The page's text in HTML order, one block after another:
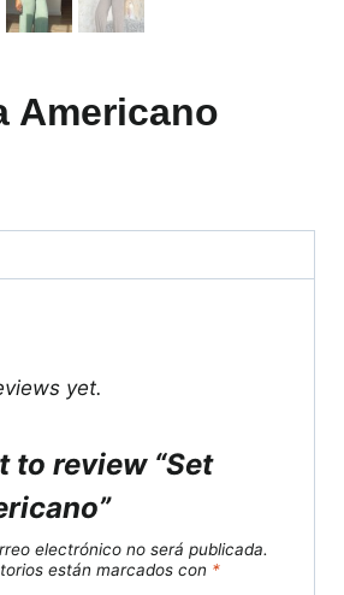
Americano
yet.
to review “Set
electrónico no será publicada.
están marcados con *